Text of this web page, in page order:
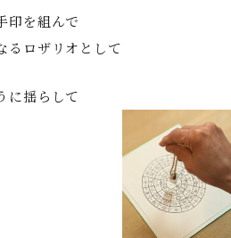
印を組んで
るロザリオとして
に揺らして